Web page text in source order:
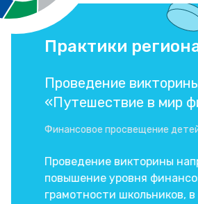
Практики
Проведение
«Путешествие в мир
Финансовое просвещение
Проведение викторины
повышение уровня
грамотности школьников,